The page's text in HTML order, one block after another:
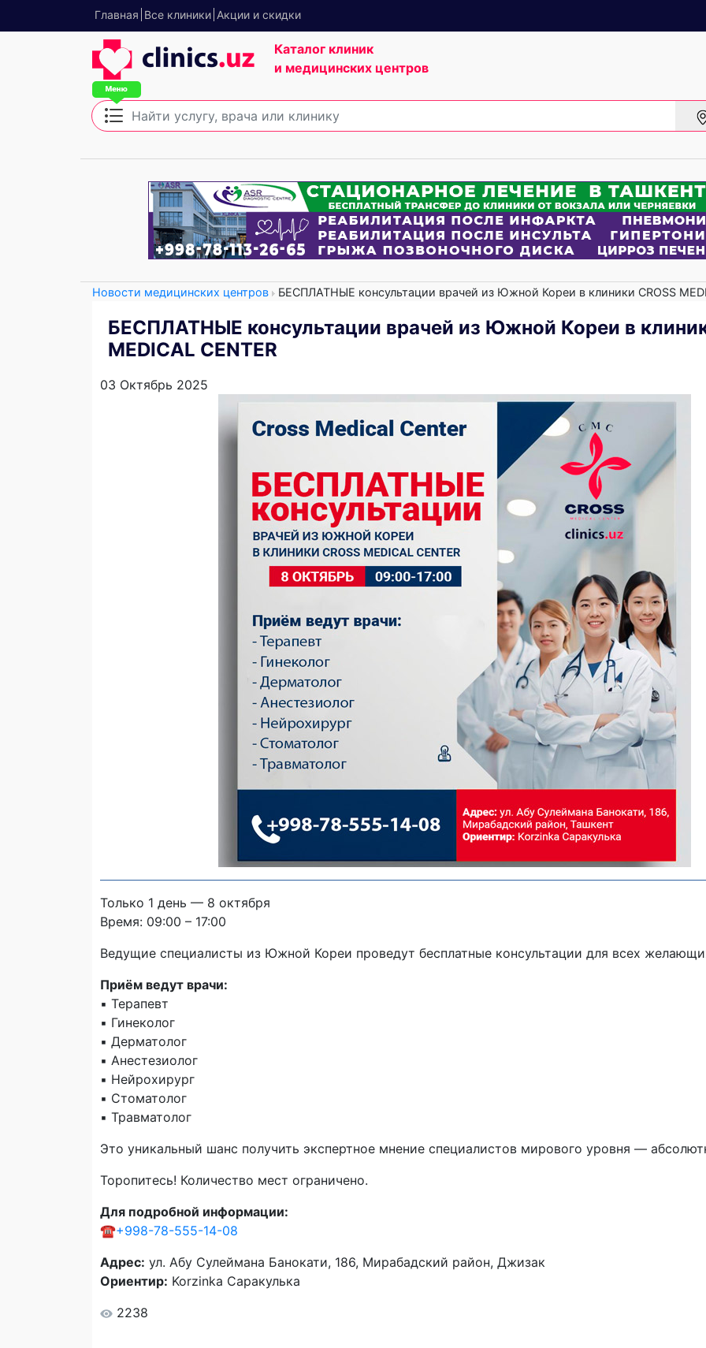
Главная Все клиники Акции и скидки
Каталог клиник
и медицинских центров
Новости медицинских центров БЕСПЛАТНЫЕ консультации врачей из Южной Кореи в клиники CROSS
БЕСПЛАТНЫЕ консультации врачей из Южной Кореи в
MEDICAL CENTER
03 Октябрь 2025
Только 1 день — 8 октября
Время: 09:00 – 17:00
Ведущие специалисты из Южной Кореи проведут бесплатные консультации для всех
Приём ведут врачи:
▪️ Терапевт
▪️ Гинеколог
▪️ Дерматолог
▪️ Анестезиолог
▪️ Нейрохирург
▪️ Стоматолог
▪️ Травматолог
Это уникальный шанс получить экспертное мнение специалистов мирового уровня —
Торопитесь! Количество мест ограничено.
Для подробной информации:
☎️+998-78-555-14-08
Адрес: ул. Абу Сулеймана Банокати, 186, Мирабадский район, Джизак
Ориентир: Korzinka Саракулька
2238